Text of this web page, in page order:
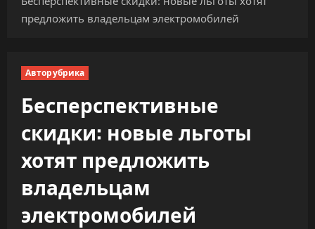
предложить владельцам электромобилей
Авторубрика
Бесперспективные
скидки: новые льготы
хотят предложить
владельцам
электромобилей